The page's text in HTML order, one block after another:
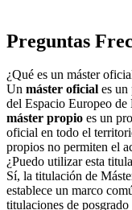
Preguntas
¿Qué es un máster
Un máster oficial es un
del Espacio Europeo de
máster propio es un
oficial en todo el
propios no permiten el
¿Puedo utilizar esta
Sí, la titulación de
establece un marco
titulaciones de